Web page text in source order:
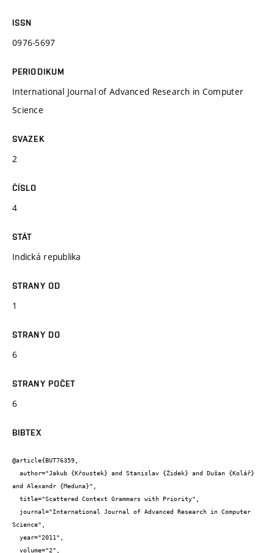
ISSN
0976-5697
PERIODIKUM
International Journal of Advanced Research in Computer
Science
SVAZEK
2
ČÍSLO
4
STÁT
Indická republika
STRANY OD
1
STRANY DO
6
STRANY POČET
6
BIBTEX
@article{BUT76359,
and Alexandr {Meduna}",
Science",